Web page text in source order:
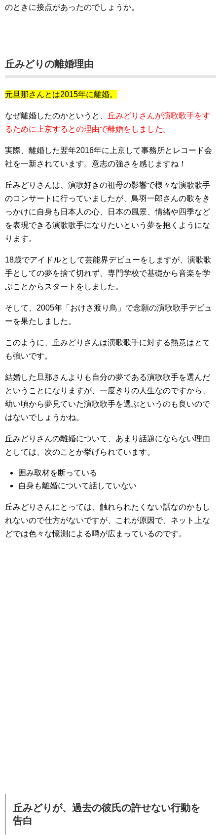
のときに接点があったのでしょうか。
丘みどりの離婚理由
元旦那さんとは2015年に離婚。
なぜ離婚したのかというと、
丘みどりさんが演歌歌手をす
るために上京するとの理由で離婚をしました。
実際、離婚した翌年2016年に上京して事務所とレコード会
社を一新されています。意志の強さを感じますね！
丘みどりさんは、演歌好きの祖母の影響で様々な演歌歌手
のコンサートに行っていましたが、鳥羽一郎さんの歌をき
っかけに自身も日本人の心、日本の風景、情緒や四季など
を表現できる演歌歌手になりたいという夢を抱くようにな
ります。
18歳でアイドルとして芸能界デビューをしますが、演歌歌
手としての夢を捨て切れず、専門学校で基礎から音楽を学
ぶことからスタートをしました。
そして、2005年「おけさ渡り鳥」で念願の演歌歌手デビュ
ーを果たしました。
このように、丘みどりさんは演歌歌手に対する熱意はとて
も強いです。
結婚した旦那さんよりも自分の夢である演歌歌手を選んだ
ということになりますが、一度きりの人生なのですから、
幼い頃から夢見ていた演歌歌手を選ぶというのも良いので
はないでしょうかね。
丘みどりさんの離婚について、あまり話題にならない理由
としては、次のことか挙げられています。
囲み取材を断っている
自身も離婚について話していない
丘みどりさんにとっては、触れられたくない話なのかもし
れないので仕方がないですが、これが原因で、ネット上な
どでは色々な憶測による噂が広まっているのです。
丘みどりが、過去の彼氏の許せない行動を
告白